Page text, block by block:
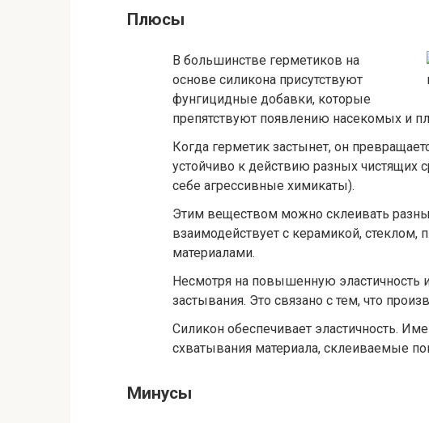
Плюсы
В большинстве герметиков на
основе силикона присутствуют
фунгицидные добавки, которые
препятствуют появлению насекомых и
Когда герметик застынет, он
устойчиво к действию разных чистящих
себе агрессивные химикаты).
Этим веществом можно склеивать
взаимодействует с керамикой, стеклом,
материалами.
Несмотря на повышенную эластичность
застывания. Это связано с тем, что
Силикон обеспечивает эластичность.
схватывания материала, склеиваемые
Минусы